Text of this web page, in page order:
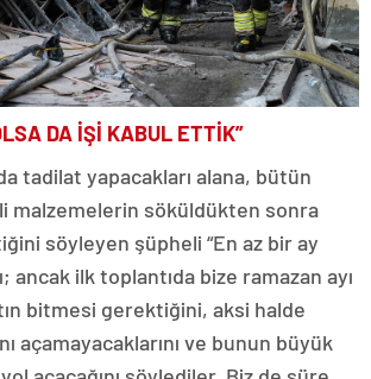
DA İŞİ KABUL ETTİK”
tadilat yapacakları alana, bütün
malzemelerin söküldükten sonra
söyleyen şüpheli “En az bir ay
ancak ilk toplantıda bize ramazan ayı
bitmesi gerektiğini, aksi halde
açamayacaklarını ve bunun büyük